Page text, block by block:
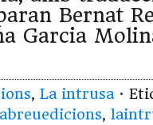
Bernat
Garcia
, La intrusa ·
,